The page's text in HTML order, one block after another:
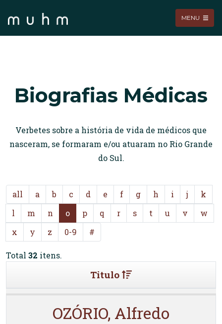
MENU
Biografias Médicas
Verbetes sobre a história de vida de médicos que
nasceram, se formaram e/ou atuaram no Rio Grande
do Sul.
all a b c d e f g h i j
k
l
m n o p q r s t u v
w
x
y z 0-9 #
Total 32 itens.
Titulo
OZÓRIO, Alfredo